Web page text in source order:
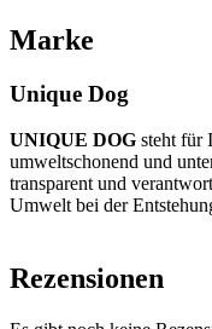
Marke
Unique Dog
UNIQUE DOG steht für
umweltschonend und
transparent und
Umwelt bei der
Rezensionen